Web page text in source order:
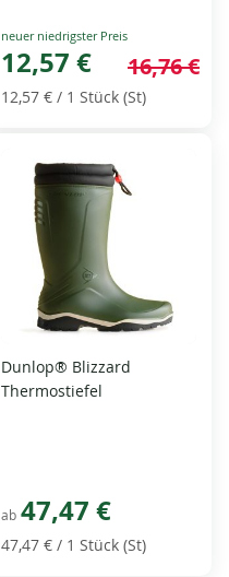
Special
Price
12,57 € 16,76 €
12,57 € / 1 Stück (St)
Dunlop® Blizzard
Thermostiefel
ab 47,47 €
47,47 € / 1 Stück (St)